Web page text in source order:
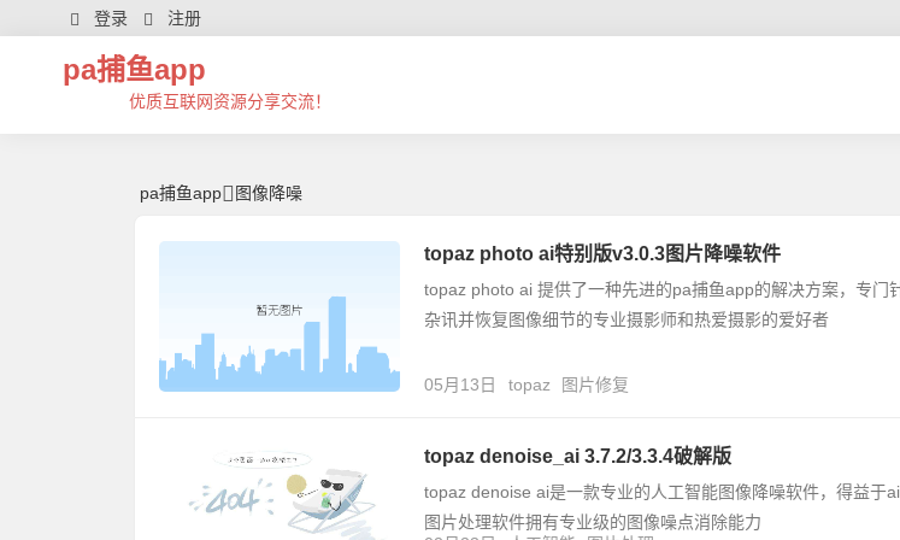
图像降噪 | 芊芊精典-pa捕鱼app
登录 注册
pa捕鱼app
优质互联网资源分享交流！
pa捕鱼app 图像降噪
topaz photo ai特别版v3.0.3图片降噪软件
topaz photo ai 提供了一种先进的pa捕鱼app的解决方案，专门
杂讯并恢复图像细节的专业摄影师和热爱摄影的爱好者
05月13日 topaz 图片修复
topaz denoise_ai 3.7.2/3.3.4破解版
topaz denoise ai是一款专业的人工智能图像降噪软件，得益于
图片处理软件拥有专业级的图像噪点消除能力